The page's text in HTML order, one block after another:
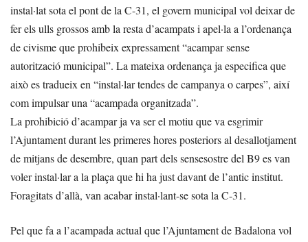
instal·lat sota el pont de la C-31, el govern municipal vol deixar de
fer els ulls grossos amb la resta d’acampats i apel·la a l’ordenança
de civisme que prohibeix expressament “acampar sense
autorització municipal”. La mateixa ordenança ja especifica que
això es tradueix en “instal·lar tendes de campanya o carpes”, així
com impulsar una “acampada organitzada”.
La prohibició d’acampar ja va ser el motiu que va esgrimir
l’Ajuntament durant les primeres hores posteriors al desallotjament
de mitjans de desembre, quan part dels sensesostre del B9 es van
voler instal·lar a la plaça que hi ha just davant de l’antic institut.
Foragitats d’allà, van acabar instal·lant-se sota la C-31.
Pel que fa a l’acampada actual que l’Ajuntament de Badalona vol